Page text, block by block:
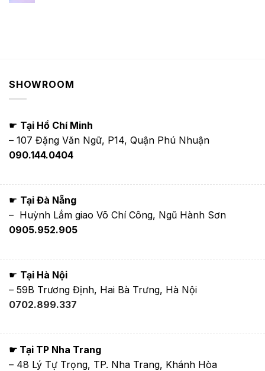
SHOWROOM
☛ Tại Hồ Chí Minh
– 107 Đặng Văn Ngữ, P14, Quận Phú Nhuận
090.144.0404
☛ Tại Đà Nẵng
– Huỳnh Lắm giao Võ Chí Công, Ngũ Hành Sơn
0905.952.905
☛ Tại Hà Nội
– 59B Trương Định, Hai Bà Trưng, Hà Nội
0702.899.337
☛ Tại TP Nha Trang
– 48 Lý Tự Trọng, TP. Nha Trang, Khánh Hòa